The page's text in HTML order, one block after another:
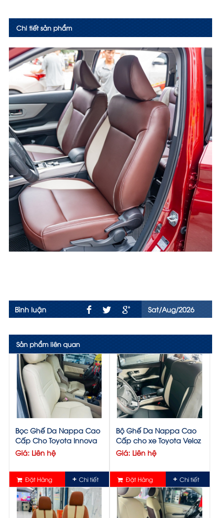
Chi tiết sản phẩm
Bình luận Sat/Aug/2026
Sản phẩm liên quan
Bọc Ghế Da Nappa Cao
Cấp Cho Toyota Innova
Giá: Liên hệ
Đặt Hàng Chi tiết
Bộ Ghế Da Nappa Cao
Cấp cho xe Toyota Veloz
Giá: Liên hệ
Đặt Hàng Chi tiết